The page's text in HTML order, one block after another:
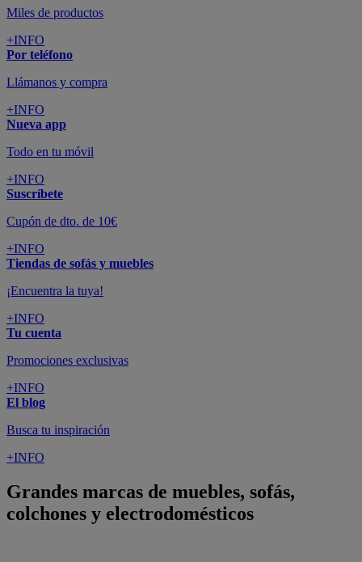
Miles de productos
+INFO
Por teléfono
Llámanos y compra
+INFO
Nueva app
Todo en tu móvil
+INFO
Suscríbete
Cupón de dto. de 10€
+INFO
Tiendas de sofás y muebles
¡Encuentra la tuya!
+INFO
Tu cuenta
Promociones exclusivas
+INFO
El blog
Busca tu inspiración
+INFO
Grandes marcas de muebles, sofás,
colchones y electrodomésticos